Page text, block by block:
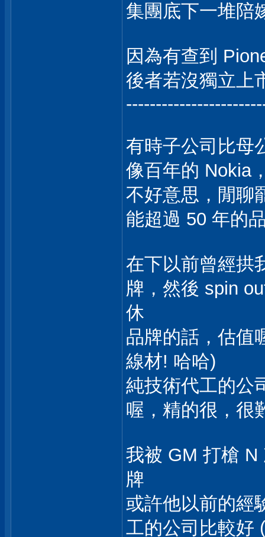
集團底下一堆陪
因為有查到
後者若沒獨立上
有時子公司比母
像百年的 Nokia
不好意思，閒聊
能超過 50 年的
在下以前曾經拱
牌，然後 spin
休
品牌的話，估值
線材! 哈哈)
純技術代工的公
喔，精的很，很
我被 GM 打槍 N
牌
或許他以前的經
工的公司比較好